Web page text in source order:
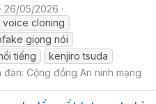
26/05/2026
voice cloning
giọng nói
tiếng
kenjiro tsuda
đàn: Cộng đồng An ninh mạng